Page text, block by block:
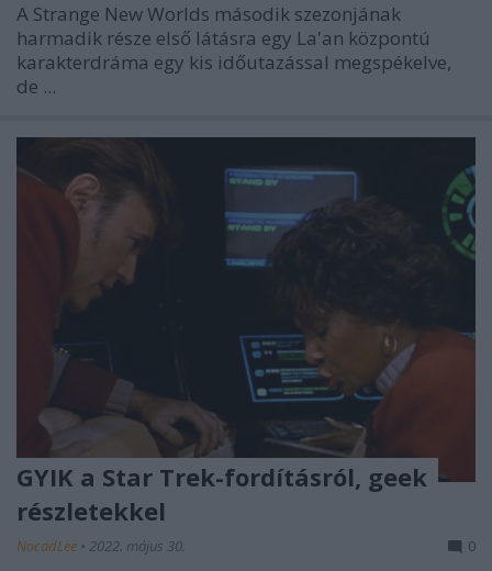
A Strange New Worlds második szezonjának
harmadik része első látásra egy La'an központú
karakterdráma egy kis időutazással megspékelve,
de ...
GYIK a Star Trek-fordításról, geek
részletekkel
NocadLee • 2022. május 30. 0